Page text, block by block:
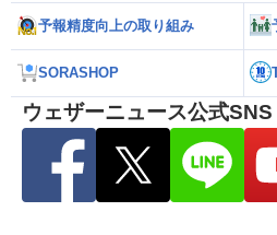
予報精度向上の取り組み
SORASHOP
ウェザーニュース公式SNS